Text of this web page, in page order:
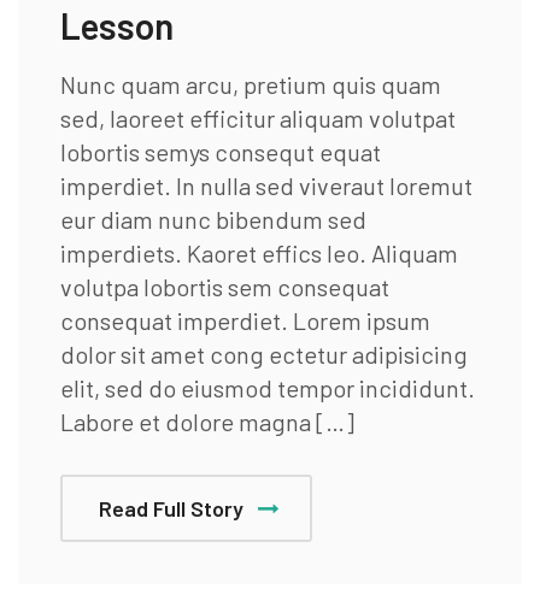
Lesson
Nunc quam arcu, pretium quis quam
sed, laoreet efficitur aliquam volutpat
lobortis semys consequt equat
imperdiet. In nulla sed viveraut loremut
eur diam nunc bibendum sed
imperdiets. Kaoret effics leo. Aliquam
volutpa lobortis sem consequat
consequat imperdiet. Lorem ipsum
dolor sit amet cong ectetur adipisicing
elit, sed do eiusmod tempor incididunt.
Labore et dolore magna […]
Read Full Story